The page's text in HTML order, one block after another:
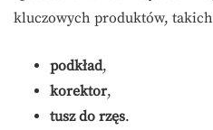
kluczowych produktów,
podkład,
korektor,
tusz do rzęs.